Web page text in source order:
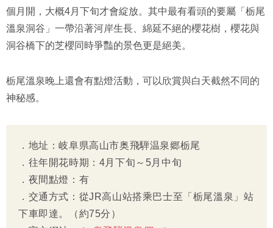
個月開，大概4月下旬才會綻放。其中最有看頭的要屬「栃尾
溫泉洞谷」一帶沿著河岸生長、綿延不絕的櫻花樹，櫻花與
洞谷橋下的芝櫻同時爭豔的景色更是絕美。
栃尾溫泉晚上還會有點燈活動，可以欣賞與白天截然不同的
神秘感。
．地址：岐阜県高山市奥飛騨温泉郷栃尾
．往年開花時期：4月下旬～5月中旬
．夜間點燈：有
．交通方式：從JR高山站搭乘巴士至「栃尾溫泉」站
下車即達。（約75分）